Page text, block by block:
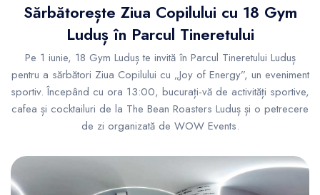
Sărbătorește Ziua Copilului cu 18 Gym
Luduș în Parcul Tineretului
Pe 1 iunie, 18 Gym Luduș te invită în Parcul Tineretului Luduș
pentru a sărbători Ziua Copilului cu „Joy of Energy”, un eveniment
sportiv. Începând cu ora 13:00, bucurați-vă de activități sportive,
cafea și cocktailuri de la The Bean Roasters Luduș și o petrecere
de zi organizată de WOW Events.